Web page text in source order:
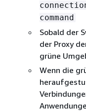
command
Sobald der
der Proxy
grüne
Wenn die